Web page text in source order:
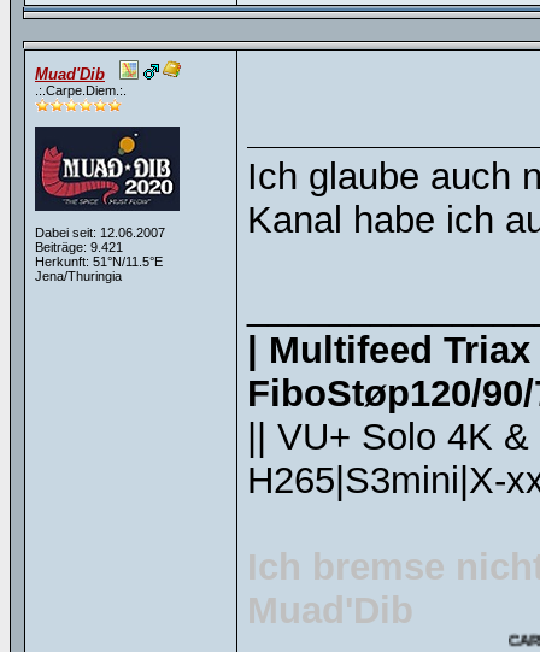
Muad'Dib
.:.Carpe.Diem.:.
Dabei seit: 12.06.2007
Beiträge: 9.421
Herkunft: 51°N/11.5°E
Jena/Thuringia
Ich glaube auch
Kanal habe ich
| Multifeed
FiboStøp120/
|| VU+ Solo 4K
H265|S3mini|X-
Ich bremse
Muad'Dib
CARPE DIEM!